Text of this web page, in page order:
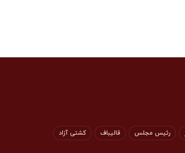
رئیس مجلس قالیباف کشتی آزاد